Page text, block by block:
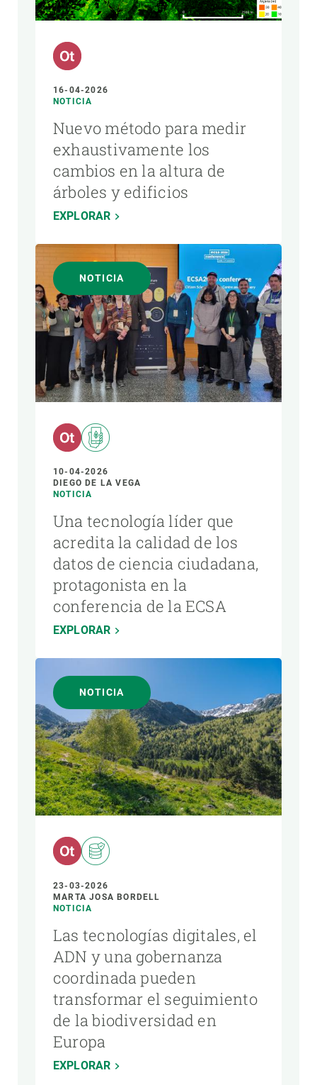
16-04-2026
NOTICIA
Nuevo método para medir
exhaustivamente los
cambios en la altura de
árboles y edificios
EXPLORAR
NOTICIA
10-04-2026
DIEGO DE LA VEGA
NOTICIA
Una tecnología líder que
acredita la calidad de los
datos de ciencia ciudadana,
protagonista en la
conferencia de la ECSA
EXPLORAR
NOTICIA
23-03-2026
MARTA JOSA BORDELL
NOTICIA
Las tecnologías digitales, el
ADN y una gobernanza
coordinada pueden
transformar el seguimiento
de la biodiversidad en
Europa
EXPLORAR